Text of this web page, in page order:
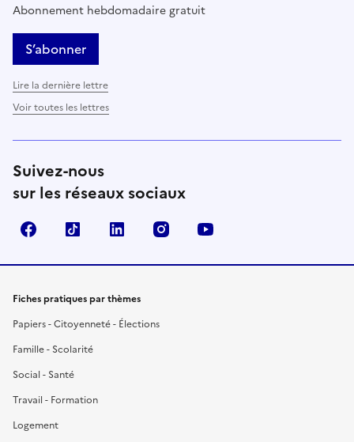
Abonnement hebdomadaire gratuit
S’abonner
Lire la dernière lettre
Voir toutes les lettres
Suivez-nous
sur les réseaux sociaux
FacebookTikTok LinkedIn Instagram
Fiches pratiques par thèmes
Papiers - Citoyenneté - Élections
Famille - Scolarité
Social - Santé
Travail - Formation
Logement